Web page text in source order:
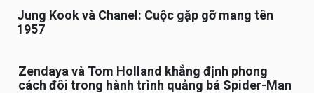
Jung Kook và Chanel: Cuộc gặp gỡ mang tên
1957
Zendaya và Tom Holland khẳng định phong
cách đôi trong hành trình quảng bá Spider-Man